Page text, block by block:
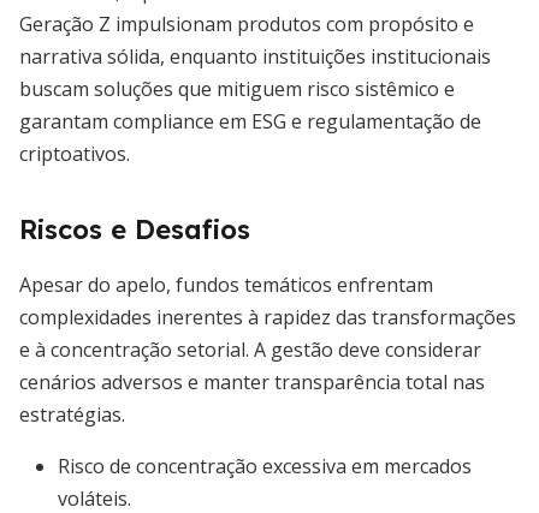
Geração Z impulsionam produtos com propósito e
narrativa sólida, enquanto instituições institucionais
buscam soluções que mitiguem risco sistêmico e
garantam compliance em ESG e regulamentação de
criptoativos.
Riscos e Desafios
Apesar do apelo, fundos temáticos enfrentam
complexidades inerentes à rapidez das transformações
e à concentração setorial. A gestão deve considerar
cenários adversos e manter transparência total nas
estratégias.
Risco de concentração excessiva em mercados
voláteis.